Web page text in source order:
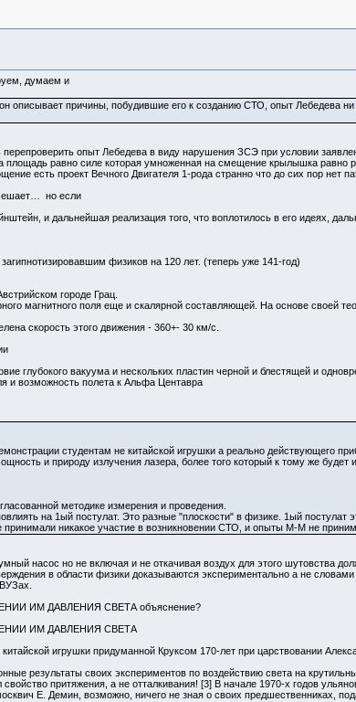
думаем и
описывает причины, побудившие его к созданию СТО, опыт Лебедева
опыт Лебедева в виду нарушения ЗСЭ при условии
равно силе которая умноженная на смещение крылышка равно
есть проект Вечного Двигателя 1-рода странно что до сих пор нет
но если
и дальнейшая реализация того, что воплотилось в его идеях,
физиков на 120 лет. (теперь уже 141-год)
городе Грац.
магнитного поля еще и скалярной составляющей. На основе своей
скорость этого движения - 360+- 30 км/с.
вакуума и нескольких пластин черной и блестящей и
и возможность полета к Альфа Центавра
студентам не китайской игрушки а реально действующего
и природу излучения лазера, более того который к тому же будет
методике измерения и проведения.
на 1ый постулат. Это разные "плоскости" в физике. 1ый постулат
никакое участие в возникновении СТО, и опыты М-М не
насос но не включая и не откачивая воздух для этого шутовства
в области физики доказываются экспериментально а не
ИМ ДАВЛЕНИЯ СВЕТА объяснение?
ИМ ДАВЛЕНИЯ СВЕТА
игрушки придуманной Круксом 170-лет при царствовании
результаты своих экспериментов по воздействию света на
притяжения, а не отталкивания! [3] В начале 1970-х годов
Е. Демин, возможно, ничего не зная о своих предшественниках,